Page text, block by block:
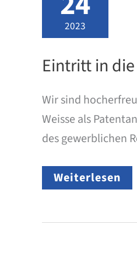
2023
Eintritt in
Wir sind
Weisse als
des gewerblichen
Eintritt
in
–
Weiterlesen